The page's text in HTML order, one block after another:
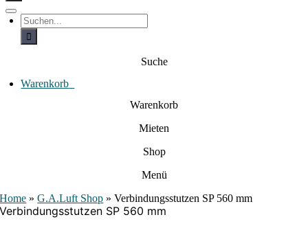
hT
o
a
S
u
h
c
h
Suche
Warenkorb
Warenkorb
Mieten
Shop
Menü
Home »G.A.Luft Shop »Verbindungsstutzen SP 560 mm
Verbindungsstutzen SP 560 mm